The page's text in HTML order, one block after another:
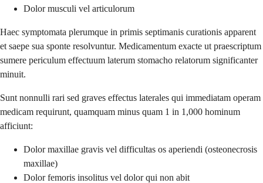
Dolor musculi vel articulorum
Haec symptomata plerumque in primis septimanis curationis apparent
et saepe sua sponte resolvuntur. Medicamentum exacte ut praescriptum
sumere periculum effectuum laterum stomacho relatorum significanter
minuit.
Sunt nonnulli rari sed graves effectus laterales qui immediatam operam
medicam requirunt, quamquam minus quam 1 in 1,000 hominum
afficiunt:
Dolor maxillae gravis vel difficultas os aperiendi (osteonecrosis
maxillae)
Dolor femoris insolitus vel dolor qui non abit